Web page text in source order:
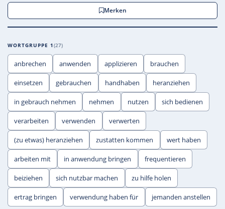
Merken
WORTGRUPPE 1 27
anbrechen anwenden applizieren brauchen
einsetzen gebrauchen handhaben heranziehen
in gebrauch nehmen nehmen nutzen sich bedienen
verarbeiten verwenden verwerten
(zu etwas) heranziehen zustatten kommen wert haben
arbeiten mit in anwendung bringen frequentieren
beiziehen sich nutzbar machen zu hilfe holen
ertrag bringen verwendung haben für jemanden anstellen